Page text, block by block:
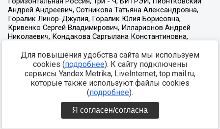
Для повышения удобства сайта мы используем
cookies (подробнее). К сайту подключены
сервисы Yandex.Metrika, LiveInternet, top.mail.ru,
которые также используют файлы cookies
(подробнее).
Я согласен/согласна